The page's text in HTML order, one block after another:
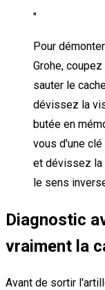
"
Pour
Grohe,
sauter le
dévissez la
butée en
vous d'une
et dévissez la
le sens
Diagnostic
vraiment la
Avant de sortir